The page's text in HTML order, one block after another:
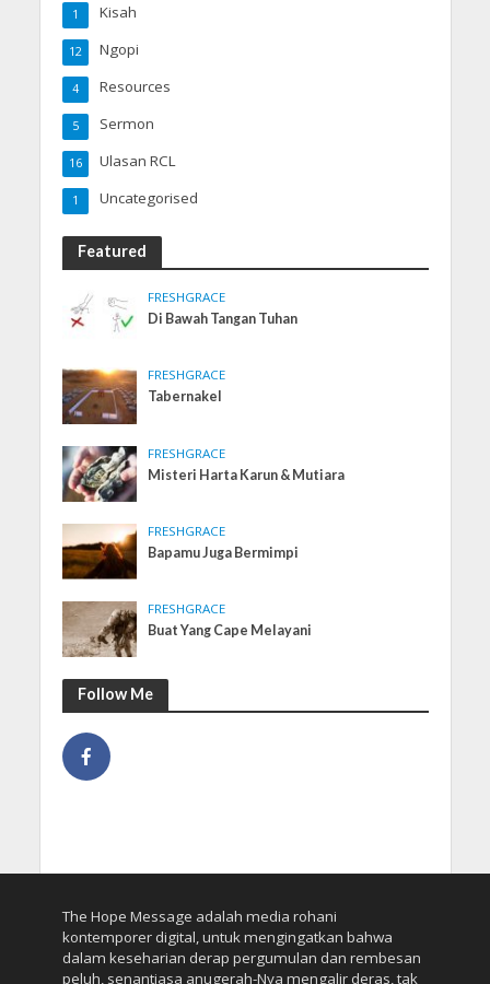
Kisah
1
Ngopi
12
Resources
4
Sermon
5
Ulasan RCL
16
Uncategorised
1
Featured
FRESHGRACE
Di Bawah Tangan Tuhan
FRESHGRACE
Tabernakel
FRESHGRACE
Misteri Harta Karun & Mutiara
FRESHGRACE
Bapamu Juga Bermimpi
FRESHGRACE
Buat Yang Cape Melayani
Follow Me
The Hope Message adalah media rohani
kontemporer digital, untuk mengingatkan bahwa
dalam keseharian derap pergumulan dan rembesan
peluh, senantiasa anugerah-Nya mengalir deras, tak